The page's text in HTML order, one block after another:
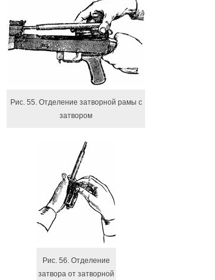
Рис. 55. Отделение затворной рамы с
затвором
Рис. 56. Отделение
затвора от затворной